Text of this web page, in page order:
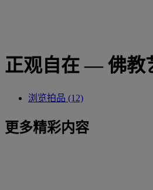
正观自在 — 佛教
浏览拍品 (12)
更多精彩内容